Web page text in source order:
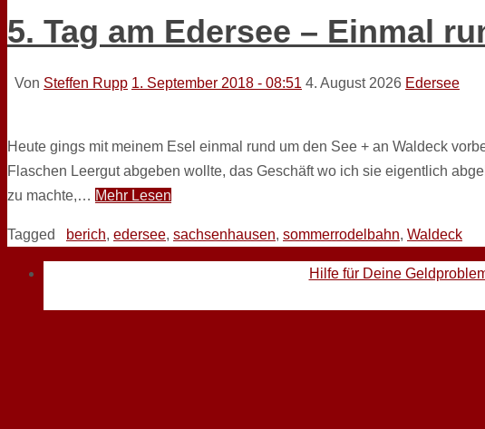
5. Tag am Edersee – Einmal
Von Steffen Rupp 1. September 2018 - 08:51 4. August 2026 Edersee
Heute gings mit meinem Esel einmal rund um den See + an Waldeck
Flaschen Leergut abgeben wollte, das Geschäft wo ich sie eigentlich
zu machte,… Mehr Lesen
Tagged berich, edersee, sachsenhausen, sommerrodelbahn, Waldeck
Hilfe für Deine